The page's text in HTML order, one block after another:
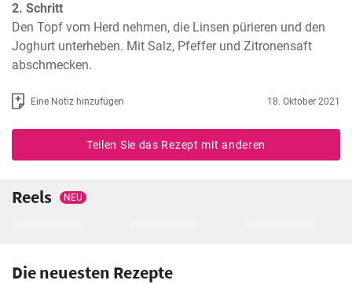
2. Schritt
Den Topf vom Herd nehmen, die Linsen pürieren und den
Joghurt unterheben. Mit Salz, Pfeffer und Zitronensaft
abschmecken.
Eine Notiz hinzufügen 18. Oktober 2021
Teilen Sie das Rezept mit anderen
Reels NEU
Die neuesten Rezepte